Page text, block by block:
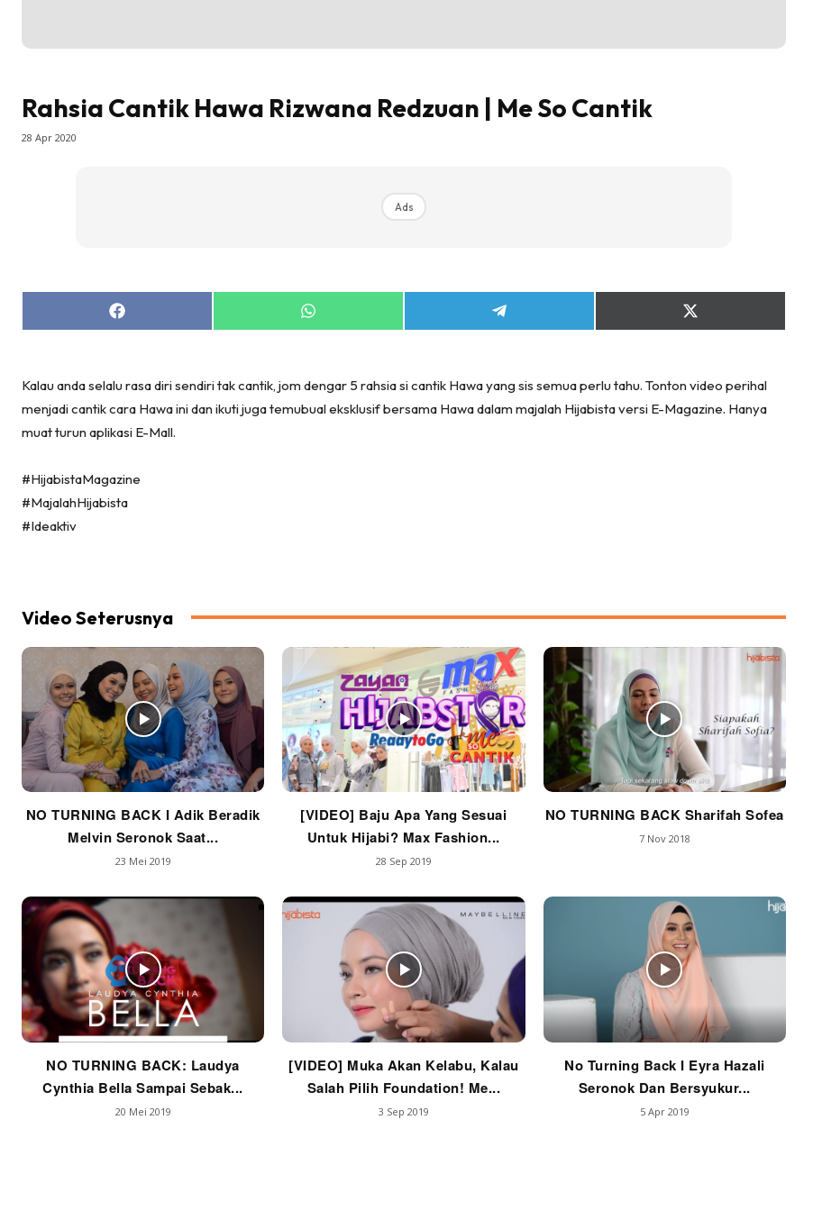
Rahsia Cantik Hawa Rizwana Redzuan | Me So Cantik
28 Apr 2020
Ads
Share
on
Share
on
Share
on
Share
on
Kalau anda selalu rasa diri sendiri tak cantik, jom dengar 5 rahsia si cantik Hawa yang sis semua perlu tahu. Tonton video perihal
menjadi cantik cara Hawa ini dan ikuti juga temubual eksklusif bersama Hawa dalam majalah Hijabista versi E-Magazine. Hanya
muat turun aplikasi E-Mall.
#HijabistaMagazine
#MajalahHijabista
#Ideaktiv
Video Seterusnya
NO TURNING BACK I Adik Beradik
Melvin Seronok Saat...
23 Mei 2019
[VIDEO] Baju Apa Yang Sesuai
Untuk Hijabi? Max Fashion...
28 Sep 2019
NO TURNING BACK Sharifah Sofea
7 Nov 2018
NO TURNING BACK: Laudya
Cynthia Bella Sampai Sebak...
20 Mei 2019
[VIDEO] Muka Akan Kelabu, Kalau
Salah Pilih Foundation! Me...
3 Sep 2019
No Turning Back I Eyra Hazali
Seronok Dan Bersyukur...
5 Apr 2019